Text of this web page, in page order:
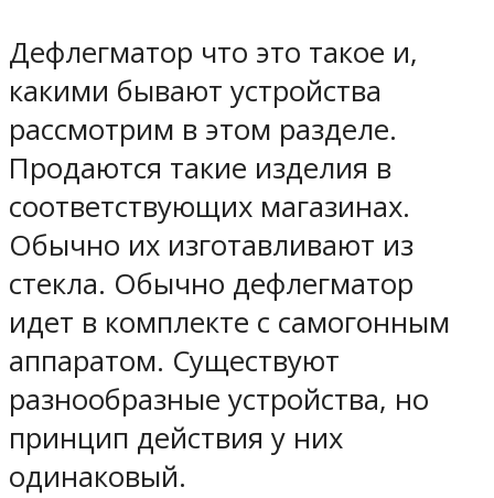
Дефлегматор что это такое и,
какими бывают устройства
рассмотрим в этом разделе.
Продаются такие изделия в
соответствующих магазинах.
Обычно их изготавливают из
стекла. Обычно дефлегматор
идет в комплекте с самогонным
аппаратом. Существуют
разнообразные устройства, но
принцип действия у них
одинаковый.